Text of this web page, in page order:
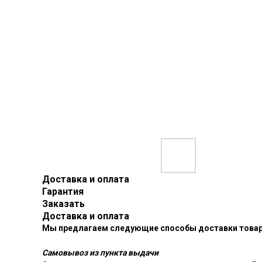
Доставка и оплата
Гарантия
Заказать
Доставка и оплата
Мы предлагаем следующие способы доставки
Самовывоз из пункта выдачи